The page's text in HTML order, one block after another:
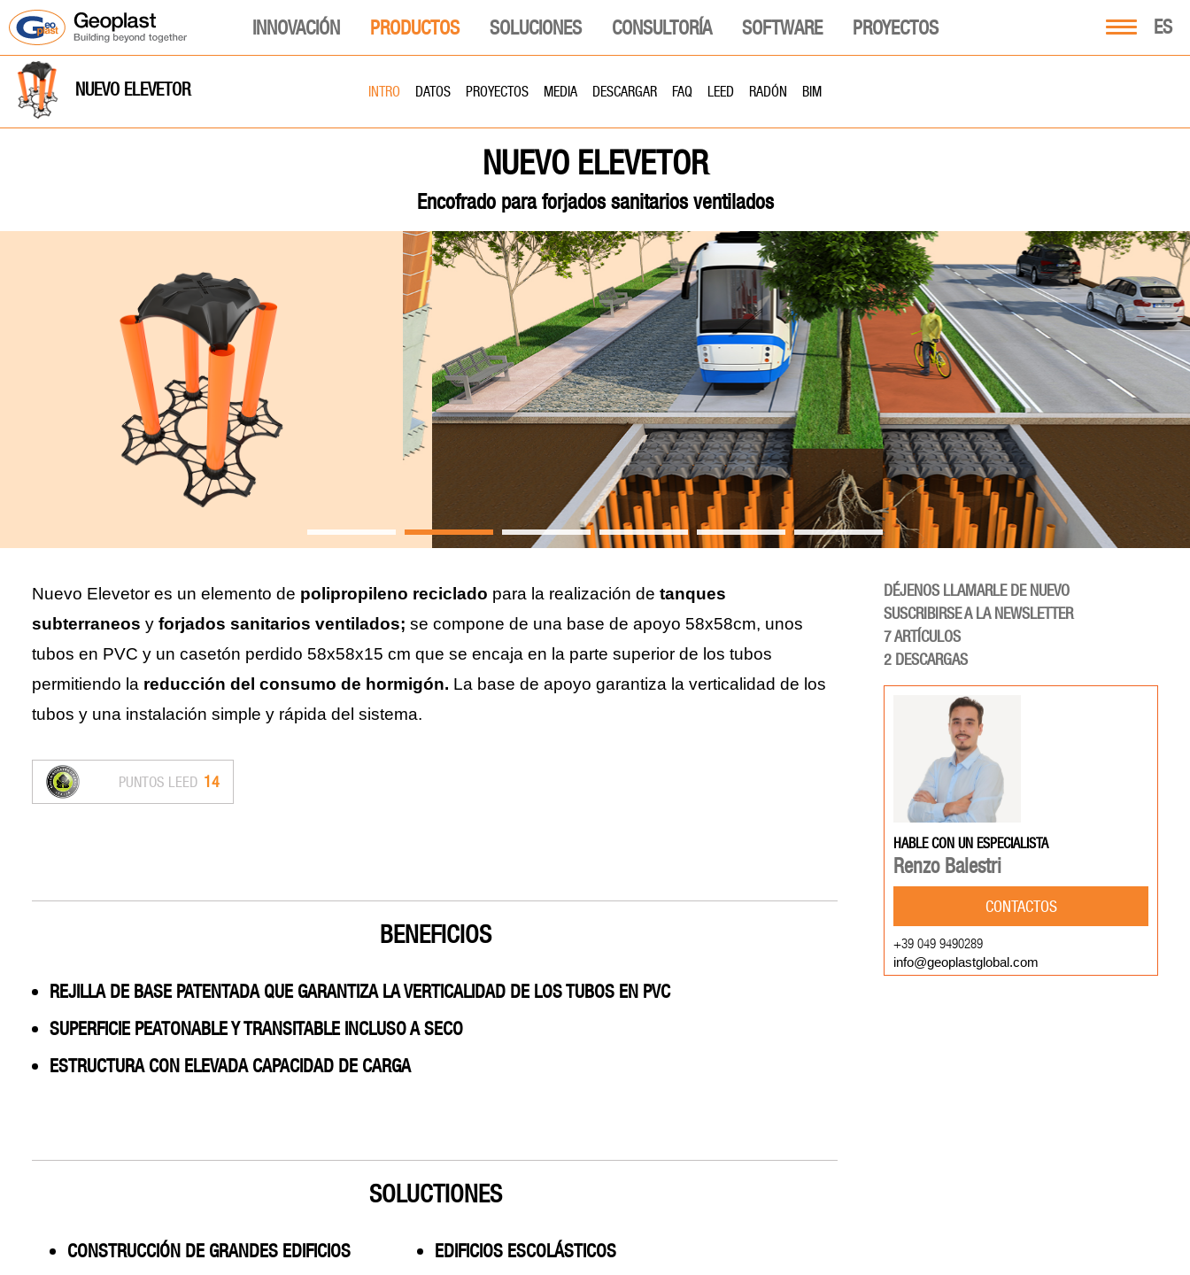
ES
INNOVACIÓN PRODUCTOS SOLUCIONES CONSULTORÍA SOFTWARE PROYECTOS
NUEVO ELEVETOR INTRO DATOS PROYECTOS MEDIA DESCARGAR FAQ LEED RADÓN BIM
NUEVO ELEVETOR
Encofrado para forjados sanitarios ventilados
Nuevo Elevetor es un elemento de polipropileno reciclado para la realización de tanques
subterraneos y forjados sanitarios ventilados; se compone de una base de apoyo 58x58cm, unos
tubos en PVC y un casetón perdido 58x58x15 cm que se encaja en la parte superior de los tubos
permitiendo la reducción del consumo de hormigón. La base de apoyo garantiza la verticalidad de los
tubos y una instalación simple y rápida del sistema.
PUNTOS LEED 14
BENEFICIOS
REJILLA DE BASE PATENTADA QUE GARANTIZA LA VERTICALIDAD DE LOS TUBOS EN PVC
SUPERFICIE PEATONABLE Y TRANSITABLE INCLUSO A SECO
ESTRUCTURA CON ELEVADA CAPACIDAD DE CARGA
SOLUCTIONES
CONSTRUCCIÓN DE GRANDES EDIFICIOS
EDIFICIOS ESCOLÁSTICOS
DÉJENOS LLAMARLE DE NUEVO
SUSCRIBIRSE A LA NEWSLETTER
7ARTÍCULOS
2 DESCARGAS
HABLE CON UN ESPECIALISTA
Renzo Balestri
CONTACTOS
+39 049 9490289
info@geoplastglobal.com